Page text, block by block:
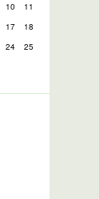
10
11
17
18
24
25